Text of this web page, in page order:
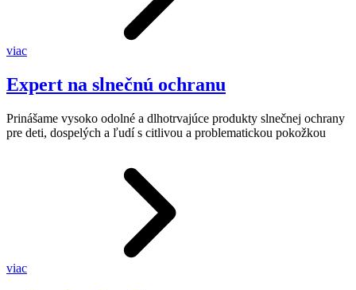
viac
Expert na slnečnú ochranu
Prinášame vysoko odolné a dlhotrvajúce produkty slnečnej ochrany
pre deti, dospelých a ľudí s citlivou a problematickou pokožkou
viac